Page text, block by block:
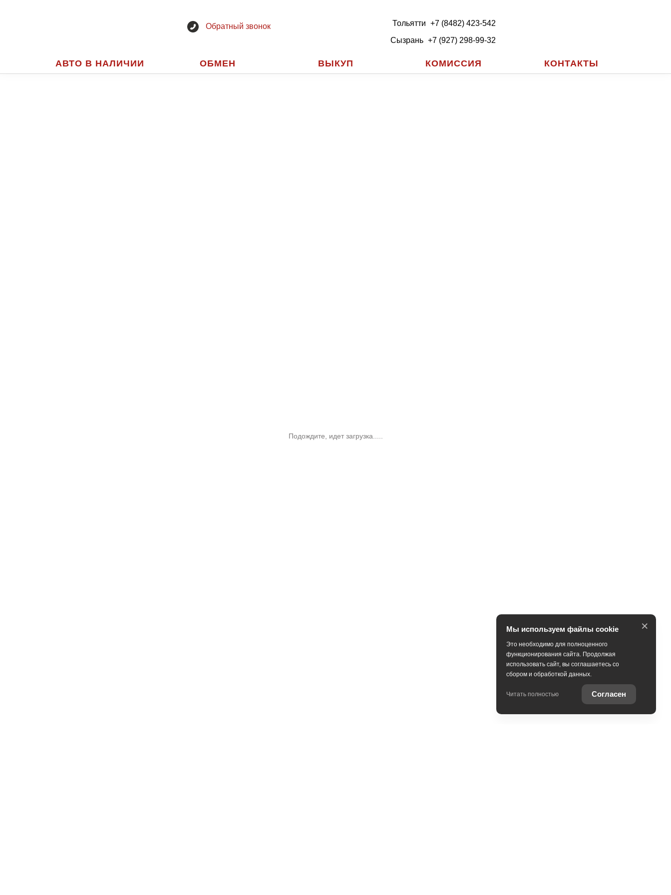
Обратный звонок Тольятти +7 (8482) 423-542
Сызрань +7 (927) 298-99-32
АВТО В НАЛИЧИИ ОБМЕН ВЫКУП КОМИССИЯ КОНТАКТЫ
Подождите, идет загрузка.....
Мы используем файлы cookie
Это необходимо для полноценного
функционирования сайта. Продолжая
использовать сайт, вы соглашаетесь со
сбором и обработкой данных.
Читать полностью Согласен
×